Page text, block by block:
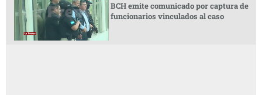
BCH emite comunicado por captura de
funcionarios vinculados al caso